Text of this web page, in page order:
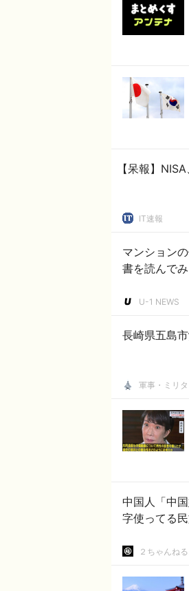
【呆報】
IT速報
マンション
書を読んで
U-1 NEWS
長崎県五島
軍事・ミリ
中国人「中国嫌い
字使ってる
２ちゃんね